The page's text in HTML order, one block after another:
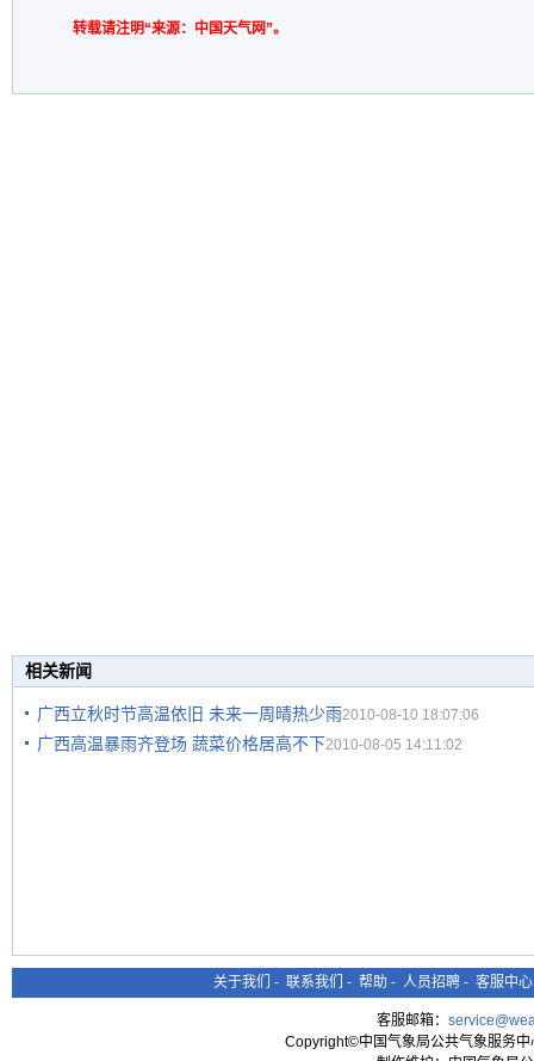
转载请注明“来源：中国天气网”。
相关新闻
广西立秋时节高温依旧 未来一周晴热少雨2010-08-10 18:07:06
广西高温暴雨齐登场 蔬菜价格居高不下2010-08-05 14:11:02
关于我们 - 联系我们 - 帮助 - 人员招聘 - 客服中心
客服邮箱：
Copyright©中国气象局公共气象服务